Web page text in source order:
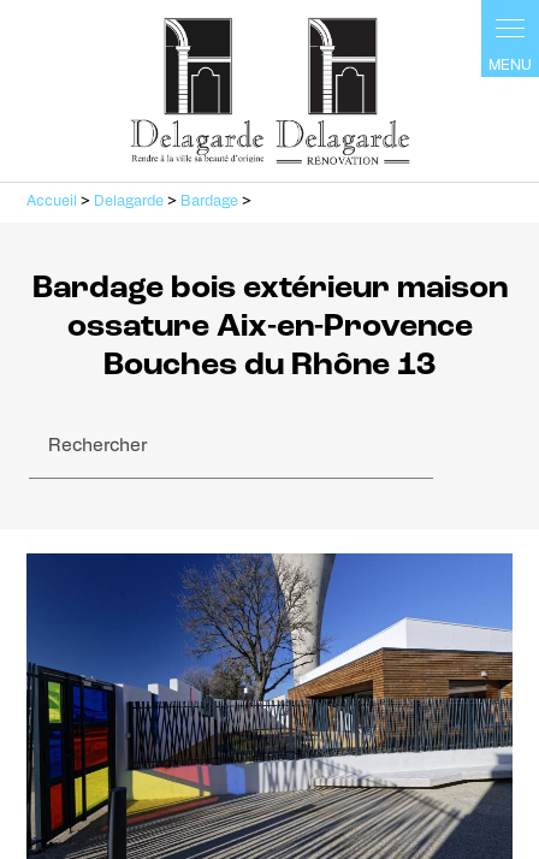
Accueil > Delagarde > Bardage>
Bardage bois extérieur maison
ossature Aix-en-Provence
Bouches du Rhône 13
Rechercher